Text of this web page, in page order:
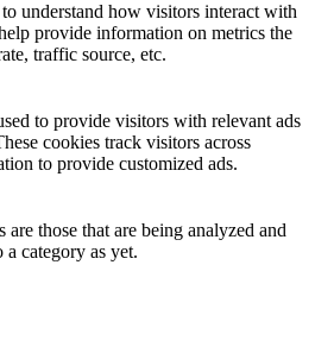
understand how visitors interact with
provide information on metrics the
traffic source, etc.
to provide visitors with relevant ads
cookies track visitors across
to provide customized ads.
those that are being analyzed and
category as yet.